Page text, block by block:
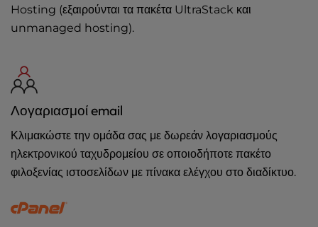
Hosting (εξαιρούνται τα πακέτα UltraStack και
unmanaged hosting).
Λογαριασμοί email
Κλιμακώστε την ομάδα σας με δωρεάν λογαριασμούς
ηλεκτρονικού ταχυδρομείου σε οποιοδήποτε πακέτο
φιλοξενίας ιστοσελίδων με πίνακα ελέγχου στο διαδίκτυο.